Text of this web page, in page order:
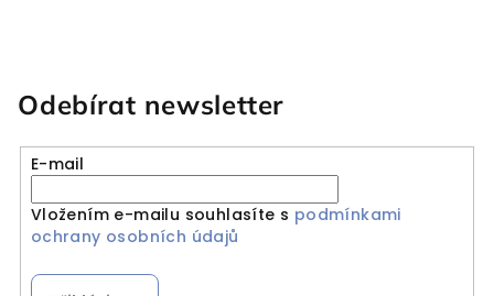
Odebírat newsletter
E-mail
Vložením e-mailu souhlasíte s podmínkami
ochrany osobních údajů